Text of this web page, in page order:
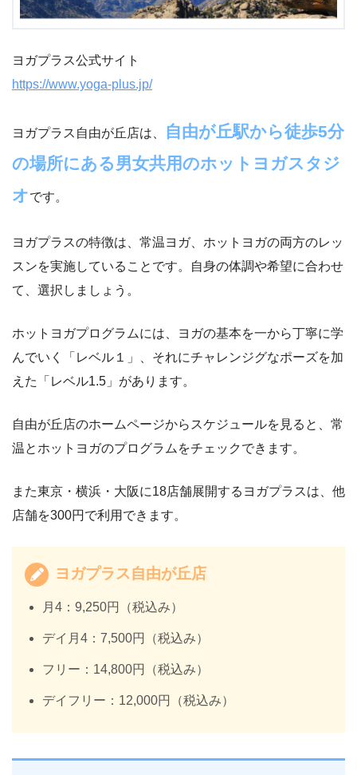
ヨガプラス公式サイト
https://www.yoga-plus.jp/
ヨガプラス自由が丘店は、
自由が丘駅から徒歩5分
の場所にある男女共用のホットヨガスタジ
オです。
ヨガプラスの特徴は、常温ヨガ、ホットヨガの両方のレッ
スンを実施していることです。自身の体調や希望に合わせ
て、選択しましょう。
ホットヨガプログラムには、ヨガの基本を一から丁寧に学
んでいく「レベル１」、それにチャレンジグなポーズを加
えた「レベル1.5」があります。
自由が丘店のホームページからスケジュールを見ると、常
温とホットヨガのプログラムをチェックできます。
また東京・横浜・大阪に18店舗展開するヨガプラスは、他
店舗を300円で利用できます。
ヨガプラス自由が丘店
月4：9,250円（税込み）
デイ月4：7,500円（税込み）
フリー：14,800円（税込み）
デイフリー：12,000円（税込み）